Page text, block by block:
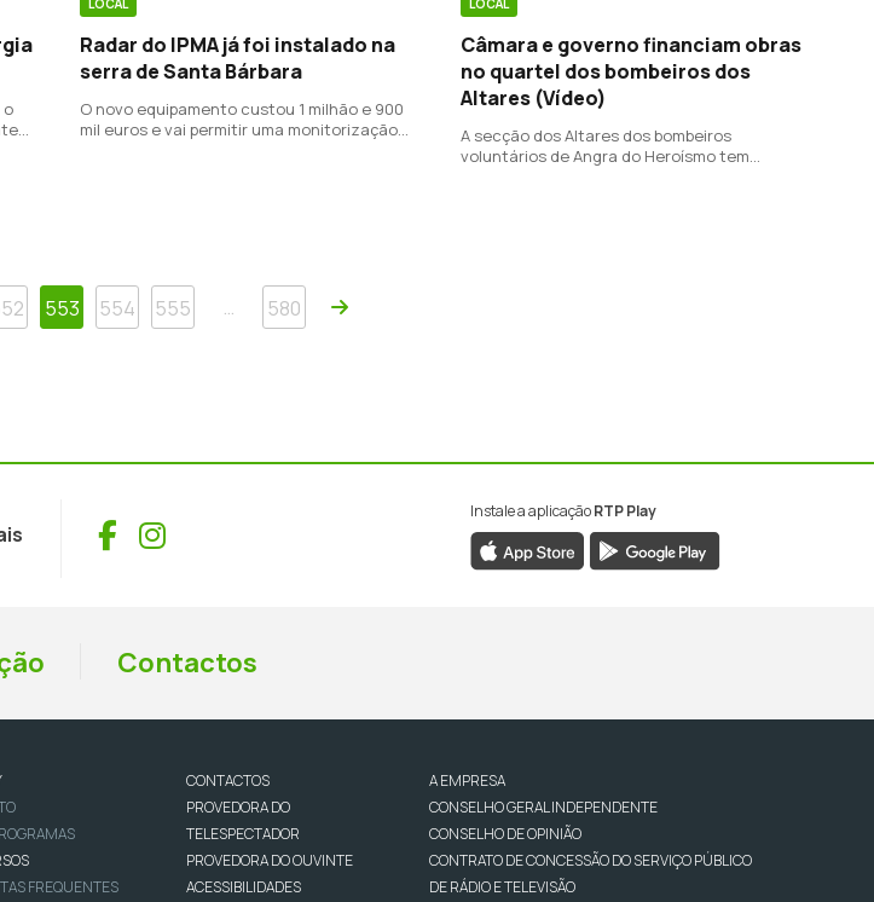
o
Radar do IPMA já foi instalado na
serra de Santa Bárbara
O novo equipamento custou 1 milhão e 900
mil euros e vai permitir uma monitorização
Câmara e governo financiam obras
no quartel dos bombeiros dos
Altares (Vídeo)
A secção dos Altares dos bombeiros
voluntários de Angra do Heroísmo tem
553 554 555 … 580 Próxima
Facebook
Instagram
Instale a aplicaçãoRTP Play
Contactos
FREQUENTES
CONTACTOS
PROVEDORA DO
TELESPECTADOR
PROVEDORA DO OUVINTE
ACESSIBILIDADES
A EMPRESA
CONSELHO GERAL INDEPENDENTE
CONSELHO DE OPINIÃO
CONTRATO DE CONCESSÃO DO SERVIÇO PÚBLICO
DE RÁDIO E TELEVISÃO